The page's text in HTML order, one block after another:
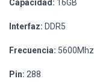
Capacidad: 16GB
Interfaz: DDR5
Frecuencia: 5600Mhz
Pin: 288